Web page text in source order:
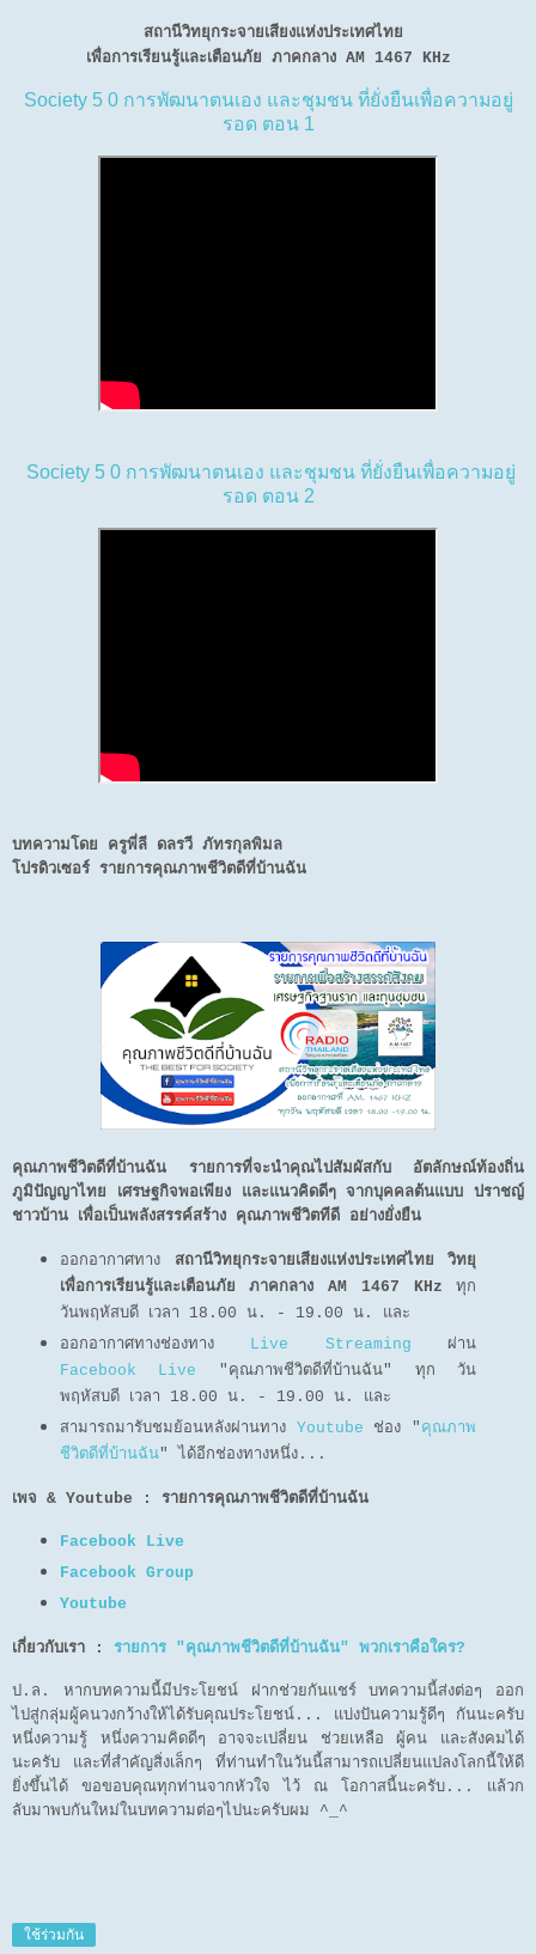
สถานีวิทยุกระจายเสียงแห่งประเทศไทย
เพื่อการเรียนรู้และเตือนภัย ภาคกลาง AM 1467 KHz
Society 5 0 การพัฒนาตนเอง และชุมชน ที่ยั่งยืนเพื่อความอยู่
รอด ตอน 1
Society 5 0 การพัฒนาตนเอง และชุมชน ที่ยั่งยืนเพื่อความอยู่
รอด ตอน 2
บทความโดย ครูพี่ลี ดลรวี ภัทรกุลพิมล
โปรดิวเซอร์ รายการคุณภาพชีวิตดีที่บ้านฉัน
คุณภาพชีวิตดีที่บ้านฉัน รายการที่จะนำคุณไปสัมผัสกับ อัตลักษณ์ท้องถิ่น
ภูมิปัญญาไทย เศรษฐกิจพอเพียง และแนวคิดดีๆ จากบุคคลต้นแบบ ปราชญ์
ชาวบ้าน เพื่อเป็นพลังสรรค์สร้าง คุณภาพชีวิตทีดี อย่างยั่งยืน
ออกอากาศทาง สถานีวิทยุกระจายเสียงแห่งประเทศไทย วิทยุ
เพื่อการเรียนรู้และเตือนภัย ภาคกลาง AM 1467 KHz ทุก
วันพฤหัสบดี เวลา 18.00 น. - 19.00 น. และ
ออกอากาศทางช่องทาง
Live Streaming ผ่าน
Facebook Live "คุณภาพชีวิตดีที่บ้านฉัน" ทุก วัน
พฤหัสบดี เวลา 18.00 น. - 19.00 น.
และ
สามารถมารับชมย้อนหลังผ่านทาง Youtube ช่อง " คุณภาพ
ชีวิตดีที่บ้านฉัน" ได้อีกช่องทางหนึ่ง...
เพจ & Youtube : รายการคุณภาพชีวิตดีที่บ้านฉัน
Facebook Live
Facebook Group
Youtube
เกี่ยวกับเรา : รายการ "คุณภาพชีวิตดีที่บ้านฉัน" พวกเราคือใคร?
ป.ล. หากบทความนี้มีประโยชน์ ฝากช่วยกันแชร์ บทความนี้ส่งต่อๆ ออก
ไปสู่กลุ่มผู้คนวงกว้างให้ได้รับคุณประโยชน์... แบ่งปันความรู้ดีๆ กันนะครับ
หนึ่งความรู้ หนึ่งความคิดดีๆ อาจจะเปลี่ยน ช่วยเหลือ ผู้คน และสังคมได้
นะครับ และที่สำคัญสิ่งเล็กๆ ที่ท่านทำในวันนี้สามารถเปลี่ยนแปลงโลกนี้ให้ดี
ยิ่งขึ้นได้ ขอขอบคุณทุกท่านจากหัวใจ ไว้ ณ โอกาสนี้นะครับ... แล้วก
ลับมาพบกันใหม่ในบทความต่อๆไปนะครับผม ^_^
ใช้ร่วมกัน